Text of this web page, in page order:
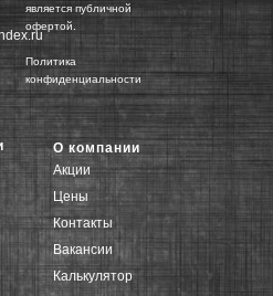
О компании
Акции
Цены
Контакты
Вакансии
Калькулятор
является публичной
офертой.
Политика
конфиденциальности